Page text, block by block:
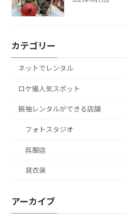
カテゴリー
ネットでレンタル
ロケ撮人気スポット
振袖レンタルができる店舗
フォトスタジオ
呉服店
貸衣装
アーカイブ